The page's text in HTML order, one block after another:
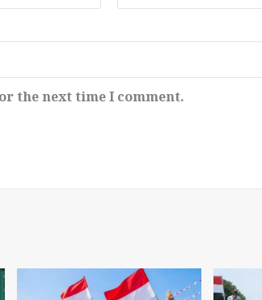
the next time I comment.